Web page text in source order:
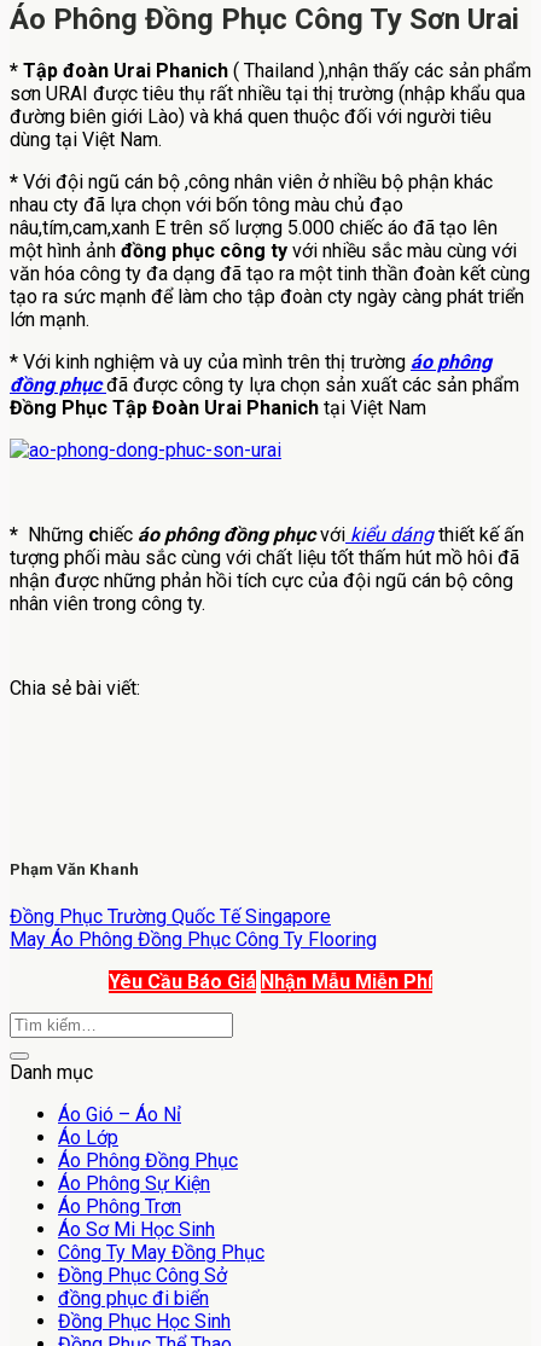
Áo Phông Đồng Phục Công Ty Sơn Urai
* Tập đoàn Urai Phanich ( Thailand ),nhận thấy các sản phẩm
sơn URAI được tiêu thụ rất nhiều tại thị trường (nhập khẩu qua
đường biên giới Lào) và khá quen thuộc đối với người tiêu
dùng tại Việt Nam.
* Với đội ngũ cán bộ ,công nhân viên ở nhiều bộ phận khác
nhau cty đã lựa chọn với bốn tông màu chủ đạo
nâu,tím,cam,xanh E trên số lượng 5.000 chiếc áo đã tạo lên
một hình ảnh đồng phục công ty với nhiều sắc màu cùng với
văn hóa công ty đa dạng đã tạo ra một tinh thần đoàn kết cùng
tạo ra sức mạnh để làm cho tập đoàn cty ngày càng phát triển
lớn mạnh.
* Với kinh nghiệm và uy của mình trên thị trường áo phông
đồng phục đã được công ty lựa chọn sản xuất các sản phẩm
Đồng Phục Tập Đoàn Urai Phanich tại Việt Nam
* Những chiếc áo phông đồng phụcvới kiểu dángthiết kế ấn
tượng phối màu sắc cùng với chất liệu tốt thấm hút mồ hôi đã
nhận được những phản hồi tích cực của đội ngũ cán bộ công
nhân viên trong công ty.
Chia sẻ bài viết:
Phạm Văn Khanh
Đồng Phục Trường Quốc Tế Singapore
May Áo Phông Đồng Phục Công Ty Flooring
Yêu Cầu Báo Giá Nhận Mẫu Miễn Phí
Danh mục
Áo Gió – Áo Nỉ
Áo Lớp
Áo Phông Đồng Phục
Áo Phông Sự Kiện
Áo Phông Trơn
Áo Sơ Mi Học Sinh
Công Ty May Đồng Phục
Đồng Phục Công Sở
đồng phục đi biển
Đồng Phục Học Sinh